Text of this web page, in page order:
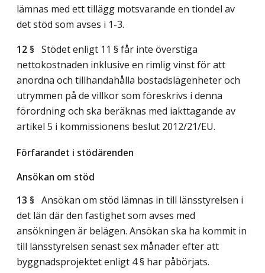
lämnas med ett tillägg motsvarande en tiondel av
det stöd som avses i 1-3.
12 § Stödet enligt 11 § får inte överstiga
nettokostnaden inklusive en rimlig vinst för att
anordna och tillhandahålla bostadslägenheter och
utrymmen på de villkor som föreskrivs i denna
förordning och ska beräknas med iakttagande av
artikel 5 i kommissionens beslut 2012/21/EU.
Förfarandet i stödärenden
Ansökan om stöd
13 § Ansökan om stöd lämnas in till länsstyrelsen i
det län där den fastighet som avses med
ansökningen är belägen. Ansökan ska ha kommit in
till länsstyrelsen senast sex månader efter att
byggnadsprojektet enligt 4 § har påbörjats.